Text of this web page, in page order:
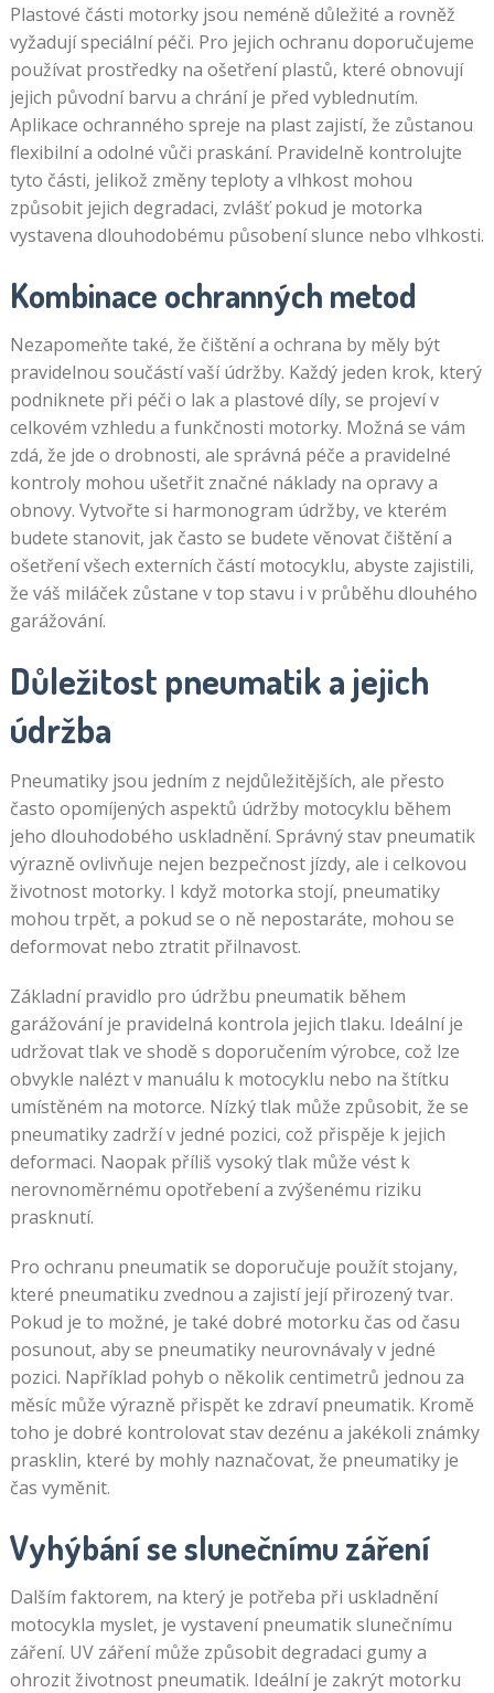
Plastové části motorky jsou neméně důležité a rovněž
vyžadují speciální péči. Pro jejich ochranu doporučujeme
používat prostředky na ošetření plastů, které obnovují
jejich původní barvu a chrání je před vyblednutím.
Aplikace ochranného spreje na plast zajistí, že zůstanou
flexibilní a odolné vůči praskání. Pravidelně kontrolujte
tyto části, jelikož změny teploty a vlhkost mohou
způsobit jejich degradaci, zvlášť pokud je motorka
vystavena dlouhodobému působení slunce nebo vlhkosti.
Kombinace ochranných metod
Nezapomeňte také, že čištění a ochrana by měly být
pravidelnou součástí vaší údržby. Každý jeden krok, který
podniknete při péči o lak a plastové díly, se projeví v
celkovém vzhledu a funkčnosti motorky. Možná se vám
zdá, že jde o drobnosti, ale správná péče a pravidelné
kontroly mohou ušetřit značné náklady na opravy a
obnovy. Vytvořte si harmonogram údržby, ve kterém
budete stanovit, jak často se budete věnovat čištění a
ošetření všech externích částí motocyklu, abyste zajistili,
že váš miláček zůstane v top stavu i v průběhu dlouhého
garážování.
Důležitost pneumatik a jejich
údržba
Pneumatiky jsou jedním z nejdůležitějších, ale přesto
často opomíjených aspektů údržby motocyklu během
jeho dlouhodobého uskladnění. Správný stav pneumatik
výrazně ovlivňuje nejen bezpečnost jízdy, ale i celkovou
životnost motorky. I když motorka stojí, pneumatiky
mohou trpět, a pokud se o ně nepostaráte, mohou se
deformovat nebo ztratit přilnavost.
Základní pravidlo pro údržbu pneumatik během
garážování je pravidelná kontrola jejich tlaku. Ideální je
udržovat tlak ve shodě s doporučením výrobce, což lze
obvykle nalézt v manuálu k motocyklu nebo na štítku
umístěném na motorce. Nízký tlak může způsobit, že se
pneumatiky zadrží v jedné pozici, což přispěje k jejich
deformaci. Naopak příliš vysoký tlak může vést k
nerovnoměrnému opotřebení a zvýšenému riziku
prasknutí.
Pro ochranu pneumatik se doporučuje použít stojany,
které pneumatiku zvednou a zajistí její přirozený tvar.
Pokud je to možné, je také dobré motorku čas od času
posunout, aby se pneumatiky neurovnávaly v jedné
pozici. Například pohyb o několik centimetrů jednou za
měsíc může výrazně přispět ke zdraví pneumatik. Kromě
toho je dobré kontrolovat stav dezénu a jakékoli známky
prasklin, které by mohly naznačovat, že pneumatiky je
čas vyměnit.
Vyhýbání se slunečnímu záření
Dalším faktorem, na který je potřeba při uskladnění
motocykla myslet, je vystavení pneumatik slunečnímu
záření. UV záření může způsobit degradaci gumy a
ohrozit životnost pneumatik. Ideální je zakrýt motorku